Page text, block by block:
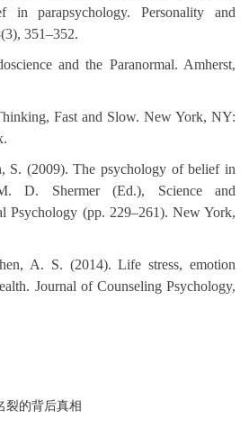
in parapsychology. Personality and
351–352.
and the Paranormal. Amherst,
Fast and Slow. New York, NY:
S. (2009). The psychology of belief in
D. Shermer (Ed.), Science and
Psychology (pp. 229–261). New York,
A. S. (2014). Life stress, emotion
Journal of Counseling Psychology,
裂的背后真相